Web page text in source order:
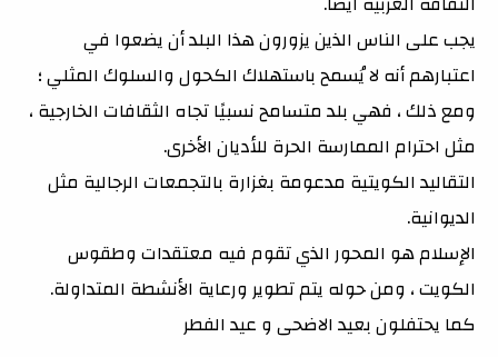
يجب على الناس الذين يزورون هذا البلد أن يضعوا في
اعتبارهم أنه لا يُسمح باستهلاك الكحول والسلوك المثلي ؛
ومع ذلك ، فهي بلد متسامح نسبيًا تجاه الثقافات الخارجية ،
مثل احترام الممارسة الحرة للأديان الأخرى.
التقاليد الكويتية مدعومة بغزارة بالتجمعات الرجالية مثل
الديوانية.
الإسلام هو المحور الذي تقوم فيه معتقدات وطقوس
الكويت ، ومن حوله يتم تطوير ورعاية الأنشطة المتداولة.
كما يحتفلون بعيد الاضحى و عيد الفطر